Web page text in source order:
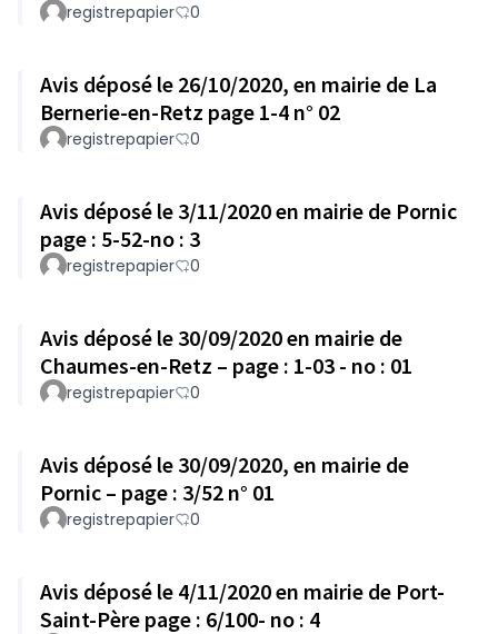
registrepapier 0
Avis déposé le 26/10/2020, en mairie de La
Bernerie-en-Retz page 1-4 n° 02
registrepapier 0
Avis déposé le 3/11/2020 en mairie de Pornic
page : 5-52-no : 3
registrepapier 0
Avis déposé le 30/09/2020 en mairie de
Chaumes-en-Retz – page : 1-03 - no : 01
registrepapier 0
Avis déposé le 30/09/2020, en mairie de
Pornic – page : 3/52 n° 01
registrepapier 0
Avis déposé le 4/11/2020 en mairie de Port-
Saint-Père page : 6/100- no : 4